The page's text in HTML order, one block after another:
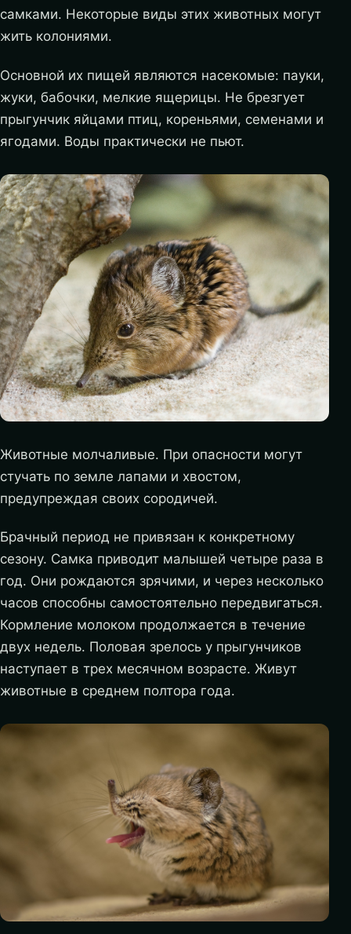
самками. Некоторые виды этих животных могут
жить колониями.
Основной их пищей являются насекомые: пауки,
жуки, бабочки, мелкие ящерицы. Не брезгует
прыгунчик яйцами птиц, кореньями, семенами и
ягодами. Воды практически не пьют.
Животные молчаливые. При опасности могут
стучать по земле лапами и хвостом,
предупреждая своих сородичей.
Брачный период не привязан к конкретному
сезону. Самка приводит малышей четыре раза в
год. Они рождаются зрячими, и через несколько
часов способны самостоятельно передвигаться.
Кормление молоком продолжается в течение
двух недель. Половая зрелось у прыгунчиков
наступает в трех месячном возрасте. Живут
животные в среднем полтора года.